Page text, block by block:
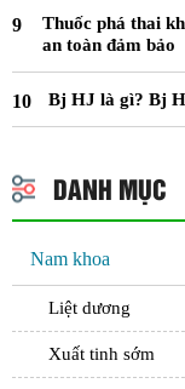
Thuốc phá thai
an toàn đảm bảo
Bj HJ là gì? Bj
DANH MỤC
Nam khoa
Liệt dương
Xuất tinh sớm